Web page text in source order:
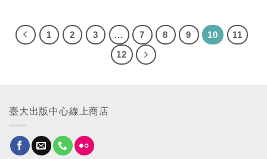
1 2 3 ... 7 8 9 10
11
12
臺大出版中心線上商店